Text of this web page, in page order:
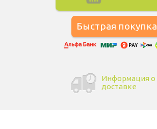
Информация о
доставке